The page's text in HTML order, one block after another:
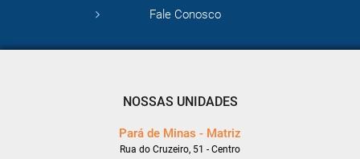
Fale Conosco
NOSSAS UNIDADES
Pará de Minas - Matriz
Rua do Cruzeiro, 51 - Centro